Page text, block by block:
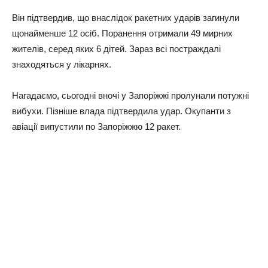
Він підтвердив, що внаслідок ракетних ударів загинули
щонайменше 12 осіб. Поранення отримали 49 мирних
жителів, серед яких 6 дітей. Зараз всі постраждалі
знаходяться у лікарнях.
Нагадаємо, сьогодні вночі у Запоріжжі пролунали потужні
вибухи. Пізніше влада підтвердила удар. Окупанти з
авіації випустили по Запоріжжю 12 ракет.